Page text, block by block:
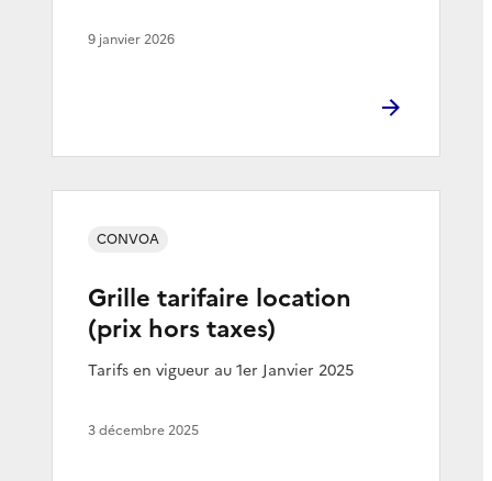
9 janvier 2026
Grille tarifaire location
(prix hors taxes)
Tarifs en vigueur au 1er Janvier 2025
CONVOA
3 décembre 2025